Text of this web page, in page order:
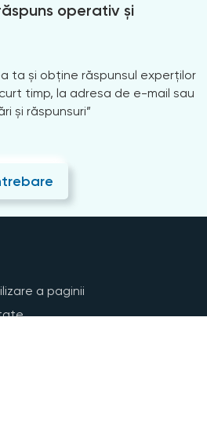
operativ și
ta și obține răspunsul experților
timp, la adresa de e-mail sau
și răspunsuri”
a paginii